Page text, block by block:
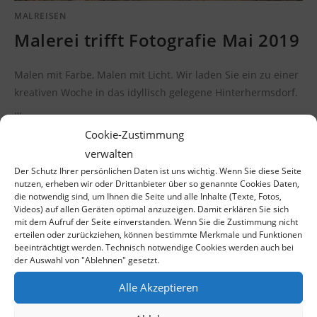
Cookie-Zustimmung
verwalten
Der Schutz Ihrer persönlichen Daten ist uns wichtig. Wenn Sie diese Seite
nutzen, erheben wir oder Drittanbieter über so genannte Cookies Daten,
die notwendig sind, um Ihnen die Seite und alle Inhalte (Texte, Fotos,
Videos) auf allen Geräten optimal anzuzeigen. Damit erklären Sie sich
mit dem Aufruf der Seite einverstanden. Wenn Sie die Zustimmung nicht
erteilen oder zurückziehen, können bestimmte Merkmale und Funktionen
beeinträchtigt werden. Technisch notwendige Cookies werden auch bei
der Auswahl von "Ablehnen" gesetzt.
Alle Akzeptieren
MALREISEN
Malerei trifft Fotografie Mai 2019
Malen mit Farbe, Malen mit Licht. Wir laden Sie ein zu einer
kreativen Woche in das idyllisch gelegene Hinter­hermsdorf.
…
Schlagwörter
KUNST:OFFEN KUNSTSPUREN RADEBEUL